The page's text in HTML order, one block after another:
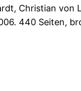
Christian von
440 Seiten,